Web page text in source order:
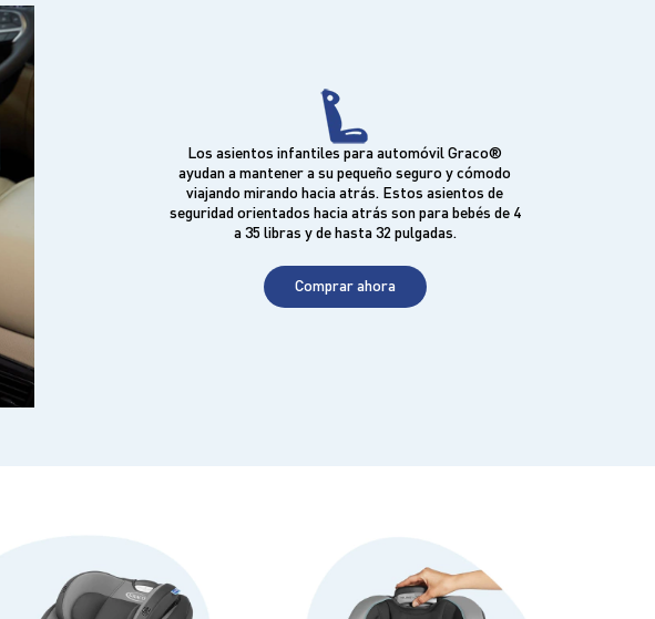
Los asientos infantiles para automóvil Graco®
ayudan a mantener a su pequeño seguro y cómodo
viajando mirando hacia atrás. Estos asientos de
seguridad orientados hacia atrás son para bebés de 4
a 35 libras y de hasta 32 pulgadas.
Comprar ahora